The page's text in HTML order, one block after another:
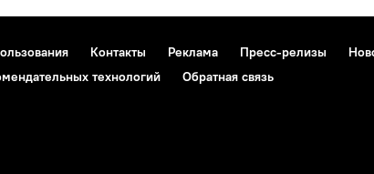
Контакты Реклама Пресс-релизы
технологий
Обратная связь